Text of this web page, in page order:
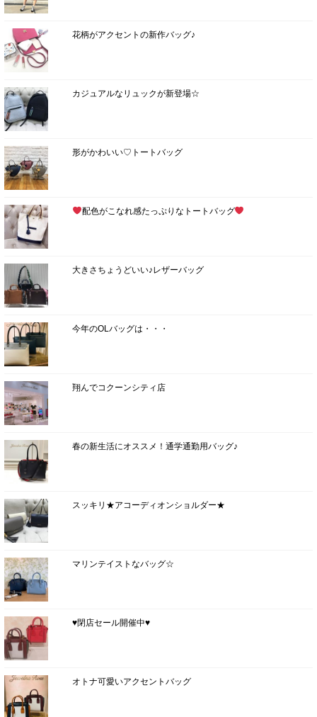
花柄がアクセントの新作バッグ♪
カジュアルなリュックが新登場☆
形がかわいい♡トートバッグ
配色がこなれ感たっぷりなトートバッグ
大きさちょうどいい♪レザーバッグ
今年のOLバッグは・・・
翔んでコクーンシティ店
春の新生活にオススメ！通学通勤用バッグ♪
スッキリ★アコーディオンショルダー★
マリンテイストなバッグ☆
♥閉店セール開催中♥
オトナ可愛いアクセントバッグ